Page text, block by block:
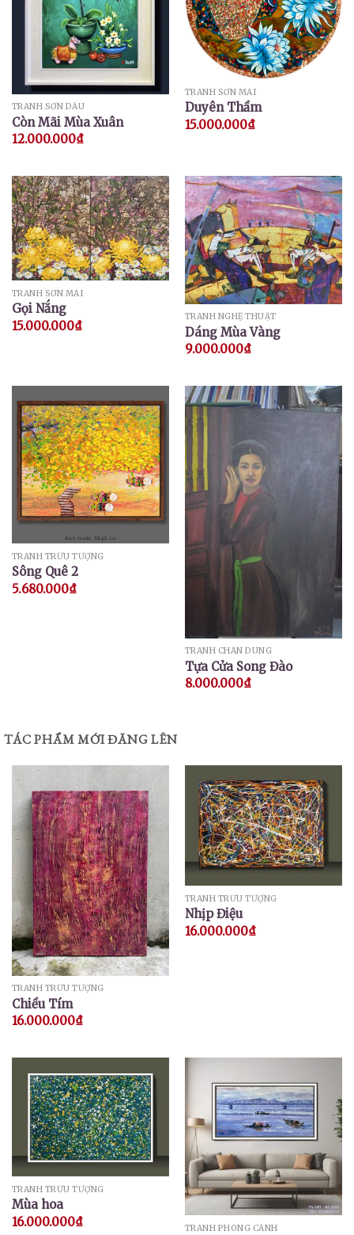
TRANH SƠN DẦU
Còn Mãi Mùa Xuân
12.000.000₫
TRANH SƠN MÀI
Duyên Thầm
15.000.000₫
TRANH SƠN MÀI
Gọi Nắng
15.000.000₫
TRANH NGHỆ THUẬT
Dáng Mùa Vàng
9.000.000₫
TRANH TRỪU TƯỢNG
Sông Quê 2
5.680.000₫
TRANH CHÂN DUNG
Tựa Cửa Song Đào
8.000.000₫
TÁC PHẨM MỚI ĐĂNG LÊN
TRANH TRỪU TƯỢNG
Chiều Tím
16.000.000₫
TRANH TRỪU TƯỢNG
Nhịp Điệu
16.000.000₫
TRANH TRỪU TƯỢNG
Mùa hoa
16.000.000₫ TRANH PHONG CẢNH